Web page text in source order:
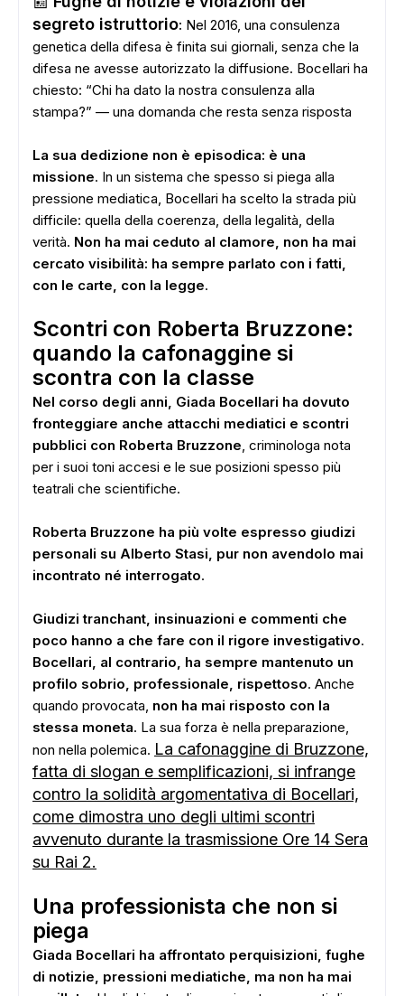
ADS
segreto istruttorio: Nel 2016, una consulenza
genetica della difesa è finita sui giornali, senza che la
difesa ne avesse autorizzato la diffusione. Bocellari ha
chiesto: “Chi ha dato la nostra consulenza alla
stampa?” — una domanda che resta senza risposta
La sua dedizione non è episodica: è una
missione. In un sistema che spesso si piega alla
pressione mediatica, Bocellari ha scelto la strada più
difficile: quella della coerenza, della legalità, della
verità. Non ha mai ceduto al clamore, non ha mai
cercato visibilità: ha sempre parlato con i fatti,
con le carte, con la legge.
Scontri con Roberta Bruzzone:
quando la cafonaggine si
scontra con la classe
Nel corso degli anni, Giada Bocellari ha dovuto
fronteggiare anche attacchi mediatici e scontri
pubblici con Roberta Bruzzone, criminologa nota
per i suoi toni accesi e le sue posizioni spesso più
teatrali che scientifiche.
Roberta Bruzzone ha più volte espresso giudizi
personali su Alberto Stasi, pur non avendolo mai
incontrato né interrogato.
Giudizi tranchant, insinuazioni e commenti che
poco hanno a che fare con il rigore investigativo.
Bocellari, al contrario, ha sempre mantenuto un
profilo sobrio, professionale, rispettoso. Anche
quando provocata, non ha mai risposto con la
stessa moneta. La sua forza è nella preparazione,
non nella polemica. La cafonaggine di Bruzzone,
fatta di slogan e semplificazioni, si infrange
contro la solidità argomentativa di Bocellari,
come dimostra uno degli ultimi scontri
avvenuto durante la trasmissione Ore 14 Sera
su Rai 2.
Una professionista che non si
piega
Giada Bocellari ha affrontato perquisizioni, fughe
di notizie, pressioni mediatiche, ma non ha mai